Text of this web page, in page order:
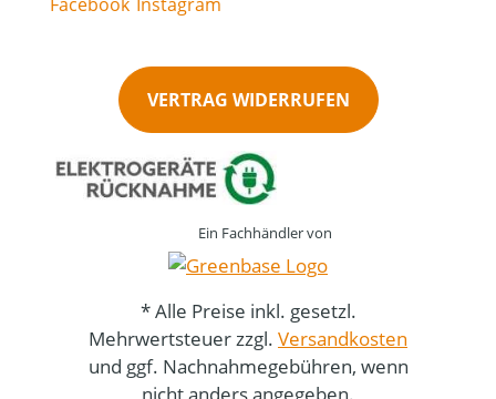
VERTRAG WIDERRUFEN
Ein Fachhändler von
* Alle Preise inkl. gesetzl.
Mehrwertsteuer zzgl. Versandkosten
und ggf. Nachnahmegebühren, wenn